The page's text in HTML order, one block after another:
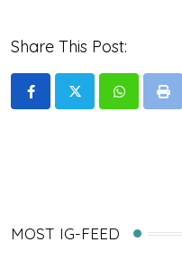
Share This Post:
WhatsappPrint
MOST IG-FEED